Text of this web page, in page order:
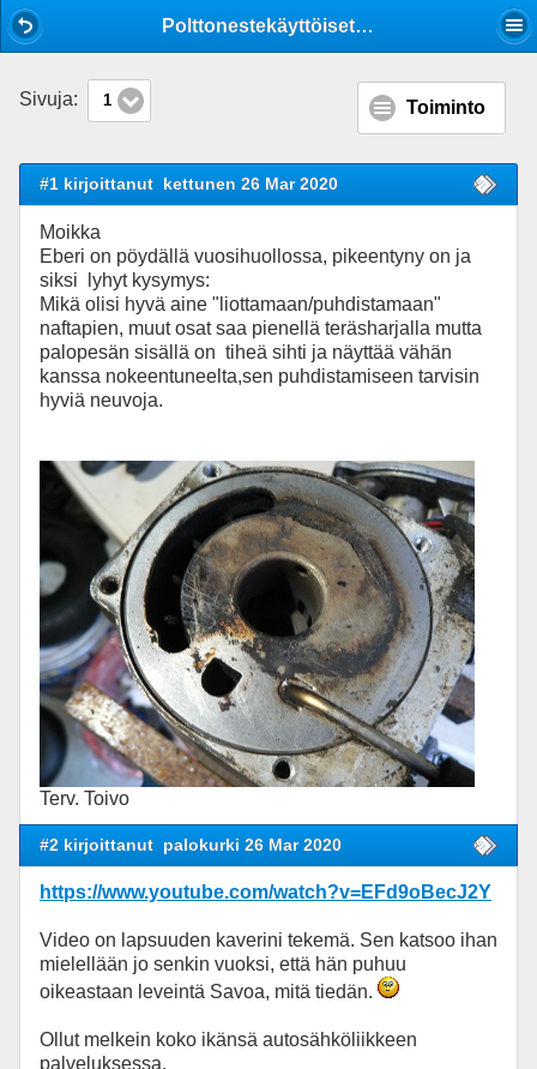
Polttonestekäyttöiset lämmittimet (Webasto/Ebersprächer/jne.), huolto/korjaus
Sivuja: 1 Toiminto
#1 kirjoittanut kettunen 26 Mar 2020
Moikka
Eberi on pöydällä vuosihuollossa, pikeentyny on ja
siksi lyhyt kysymys:
Mikä olisi hyvä aine "liottamaan/puhdistamaan"
naftapien, muut osat saa pienellä teräsharjalla mutta
palopesän sisällä on tiheä sihti ja näyttää vähän
kanssa nokeentuneelta,sen puhdistamiseen tarvisin
hyviä neuvoja.
Terv. Toivo
#2 kirjoittanut palokurki 26 Mar 2020
https://www.youtube.com/watch?v=EFd9oBecJ2Y
Video on lapsuuden kaverini tekemä. Sen katsoo ihan
mielellään jo senkin vuoksi, että hän puhuu
oikeastaan leveintä Savoa, mitä tiedän.
Ollut melkein koko ikänsä autosähköliikkeen
palveluksessa.